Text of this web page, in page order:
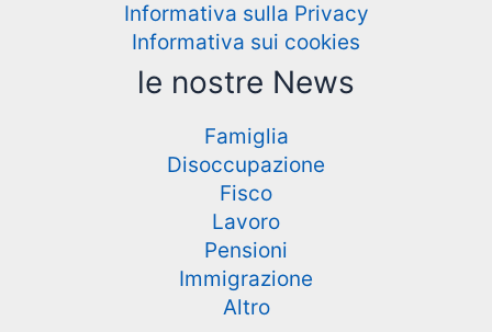
Informativa sulla Privacy
Informativa sui cookies
le nostre News
Famiglia
Disoccupazione
Fisco
Lavoro
Pensioni
Immigrazione
Altro